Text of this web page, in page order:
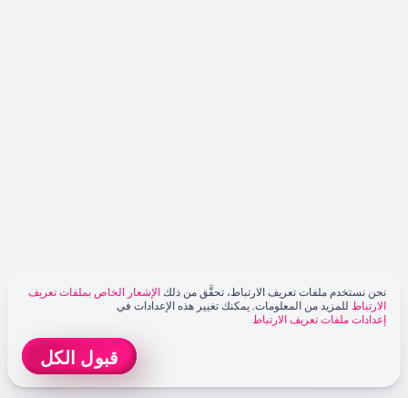
نحن نستخدم ملفات تعريف الارتباط، تحقَّق من ذلك الإشعار الخاص بملفات تعريف
الارتباط للمزيد من المعلومات. يمكنك تغيير هذه الإعدادات في
إعدادات ملفات تعريف الارتباط
قبول الكل